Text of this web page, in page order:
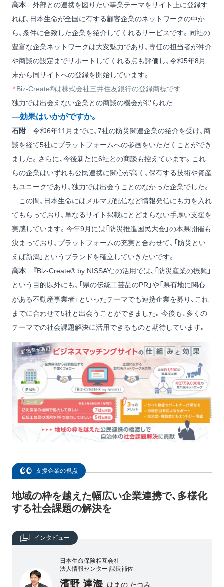
高本 外部との連携を図りたい事業テーマをサイト上に登録す
れば、日本生命が全国に有する顧客企業のネットワークの中か
ら、条件に合致した企業を紹介してくれるサービスです。同社の
豊富な企業ネットワークは大変魅力であり、専任の担当者が仲介
や商談の設定までサポートしてくれる点も評価し、令和5年8月
末から同サイトへの登録を開始しています。
*Biz-Create®は株式会社三井住友銀行の登録商標です
独力では出会えない企業との商談の機会が得られた
―効果はいかがですか。
石附 令和6年11月までに、7社の防災関連企業の紹介を受け、商
談を経て5社にプラットフォームへの参画をいただくことができ
ました。さらに、今後新たに6社との商談も控えています。これ
らの企業はいずれも公民連携に関心が高く、保有する技術や資産
もユニークであり、独力では出会うことのなかった企業でした。
この間、日本生命にはメルマガ配信など情報発信にも力を入れ
てもらっており、単なるサイト掲載にとどまらない手厚い支援を
実感しています。今年9月には「防災推進国民大会」の本県開催も
決まっており、プラットフォームの充実と合わせて、「防災とい
えば新潟」というブランドを確立していきたいです。
高本 『Biz-Create® by NISSAY』の活用では、「防災産業の振興」
という目的以外にも、「県の伝統工芸品のPR」や「県有地に関心
がある不動産事業者」といったテーマでも連携企業を募り、これ
までに合わせて5社と出会うことができました。今後も、多くの
テーマでの社会課題解決に活用できるものと期待しています。
支援企業の視点
地域の枠を越えた幅広い企業連携で、多様化
する社会課題の解決を
インタビュー
日本生命保険相互会社
法人情報センター 課長補佐
濱野 達海 はまの たつみ